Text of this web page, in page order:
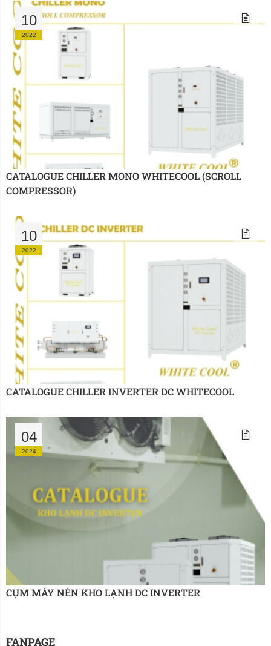
10
2022
CATALOGUE CHILLER MONO WHITECOOL (SCROLL
COMPRESSOR)
10
2022
CATALOGUE CHILLER INVERTER DC WHITECOOL
04
2024
CỤM MÁY NÉN KHO LẠNH DC INVERTER
FANPAGE